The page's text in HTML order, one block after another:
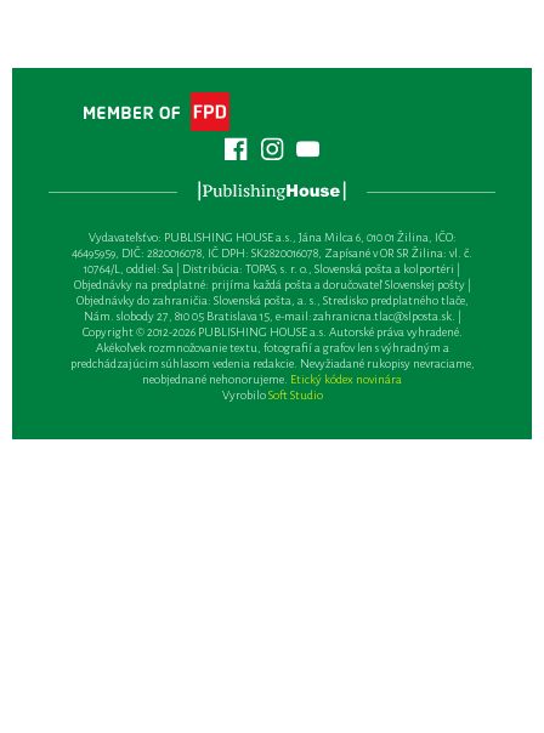
Vydavateľsťvo: PUBLISHING HOUSE a.s., Jána Milca 6, 010 01 Žilina, IČO:
46495959, DIČ: 2820016078, IČ DPH: SK2820016078, Zapísané v OR SR Žilina: vl. č.
10764/L, oddiel: Sa | Distribúcia: TOPAS, s. r. o., Slovenská pošta a kolportéri |
Objednávky na predplatné: prijíma každá pošta a doručovateľ Slovenskej pošty |
Objednávky do zahraničia: Slovenská pošta, a. s., Stredisko predplatného tlače,
Nám. slobody 27, 810 05 Bratislava 15, e-mail:zahranicna.tlac@slposta.sk. |
Copyright © 2012-2026 PUBLISHING HOUSE a.s. Autorské práva vyhradené.
Akékoľvek rozmnožovanie textu, fotografií a grafov len s výhradným a
predchádzajúcim súhlasom vedenia redakcie. Nevyžiadané rukopisy nevraciame,
neobjednané nehonorujeme. Etický kódex novinára
VyrobiloSoft Studio